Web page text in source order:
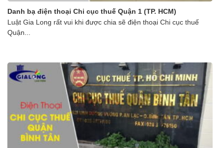
Danh bạ điện thoại Chi cục thuế Quận 1 (TP. HCM)
Luật Gia Long rất vui khi được chia sẽ điện thoại Chi cục thuế
Quận...